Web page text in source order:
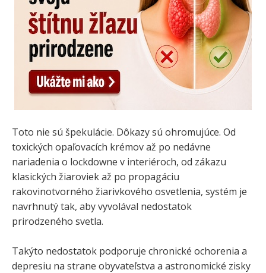
Toto nie sú špekulácie. Dôkazy sú ohromujúce. Od
toxických opaľovacích krémov až po nedávne
nariadenia o lockdowne v interiéroch, od zákazu
klasických žiaroviek až po propagáciu
rakovinotvorného žiarivkového osvetlenia, systém je
navrhnutý tak, aby vyvolával nedostatok
prirodzeného svetla.
Takýto nedostatok podporuje chronické ochorenia a
depresiu na strane obyvateľstva a astronomické zisky